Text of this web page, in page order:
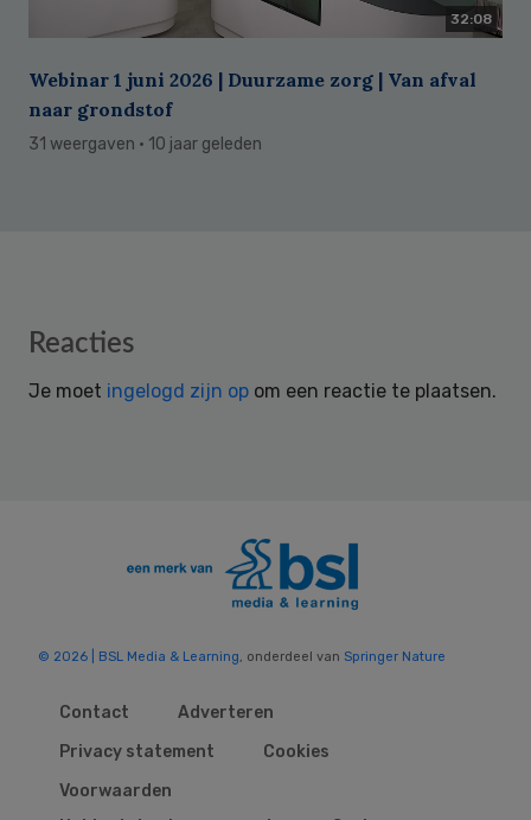
32:08
Webinar 1 juni 2026 | Duurzame zorg | Van afval
naar grondstof
31 weergaven · 10 jaar geleden
Reader
Reacties
Je moet ingelogd zijn op om een reactie te plaatsen.
© 2026 | BSL Media & Learning, onderdeel van Springer Nature
Contact
Adverteren
Privacy statement
Cookies
Voorwaarden